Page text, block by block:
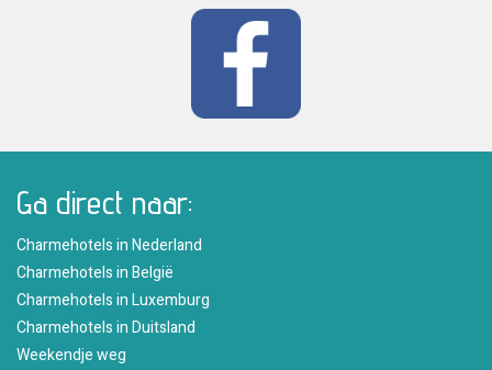
Ga direct naar:
Charmehotels in Nederland
Charmehotels in België
Charmehotels in Luxemburg
Charmehotels in Duitsland
Weekendje weg